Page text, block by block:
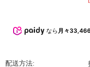
なら 月々
配送方法: